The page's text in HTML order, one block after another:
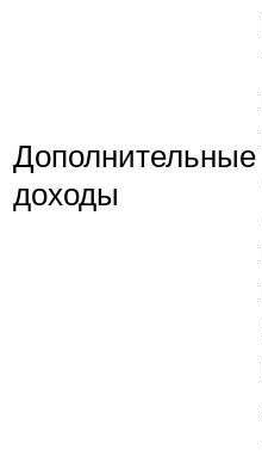
Дополнительные
доходы